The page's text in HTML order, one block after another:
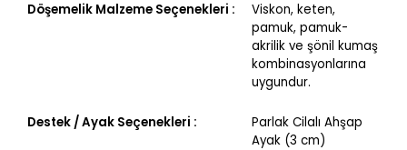
Döşemelik Malzeme Seçenekleri :
Viskon, keten,
pamuk, pamuk-
akrilik ve şönil kumaş
kombinasyonlarına
uygundur.
Destek / Ayak Seçenekleri :
Parlak Cilalı Ahşap
Ayak (3 cm)